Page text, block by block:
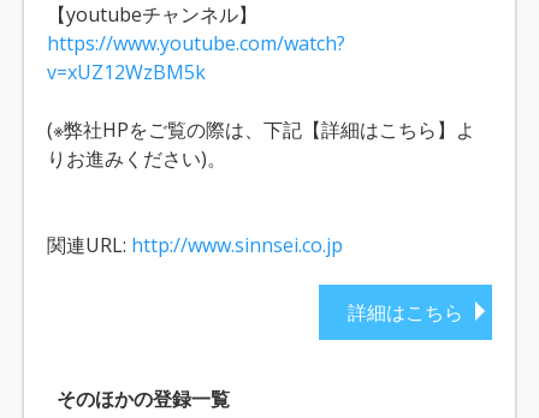
【youtubeチャンネル】
https://www.youtube.com/watch?
v=xUZ12WzBM5k
(※弊社HPをご覧の際は、下記【詳細はこちら】よ
りお進みください)。
関連URL: http://www.sinnsei.co.jp
詳細はこちら
そのほかの登録一覧